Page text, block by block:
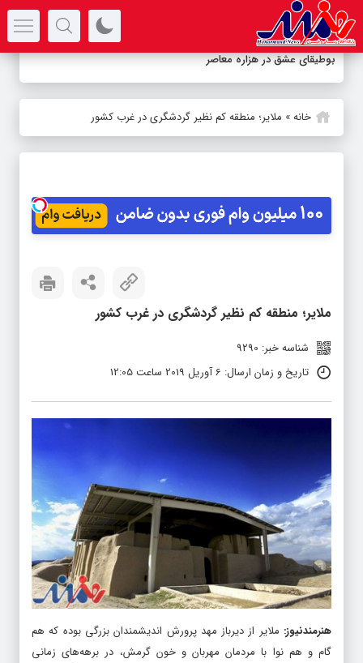
بوطیقای عشق در هزاره معاصر
خانه» ملایر؛ منطقه کم نظیر گردشگری در غرب کشور
ملایر؛ منطقه کم نظیر گردشگری در غرب کشور
شناسه خبر: 9290
تاریخ و زمان ارسال: 6 آوریل 2019 ساعت 12:05
هنرمندنیوز: ملایر از دیرباز مهد پرورش اندیشمندان بزرگی بوده که هم
گام و هم نوا با مردمان مهربان و خون گرمش، در برهه‌های زمانی